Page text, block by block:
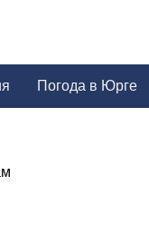
Погода в Юрге